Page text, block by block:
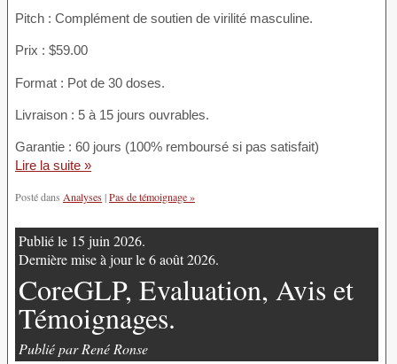
Pitch : Complément de soutien de virilité masculine.
Prix : $59.00
Format : Pot de 30 doses.
Livraison : 5 à 15 jours ouvrables.
Garantie : 60 jours (100% remboursé si pas satisfait)
Lire la suite »
Posté dans Analyses|Pas de témoignage »
Publié le 15 juin 2026.
Dernière mise à jour le 6 août 2026.
CoreGLP, Evaluation, Avis et
Témoignages.
Publié par René Ronse